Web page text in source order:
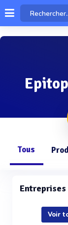
Tous
Voir